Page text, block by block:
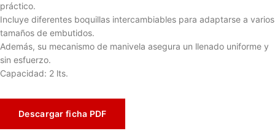
práctico.
Incluye diferentes boquillas intercambiables para adaptarse a varios
tamaños de embutidos.
Además, su mecanismo de manivela asegura un llenado uniforme y
sin esfuerzo.
Capacidad: 2 lts.
Descargar ficha PDF